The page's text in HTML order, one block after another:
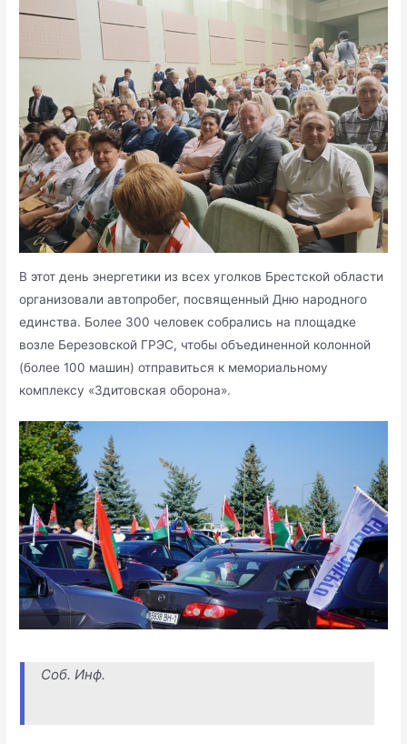
В этот день энергетики из всех уголков Брестской области
организовали автопробег, посвященный Дню народного
единства. Более 300 человек собрались на площадке
возле Березовской ГРЭС, чтобы объединенной колонной
(более 100 машин) отправиться к мемориальному
комплексу «Здитовская оборона».
Соб. Инф.